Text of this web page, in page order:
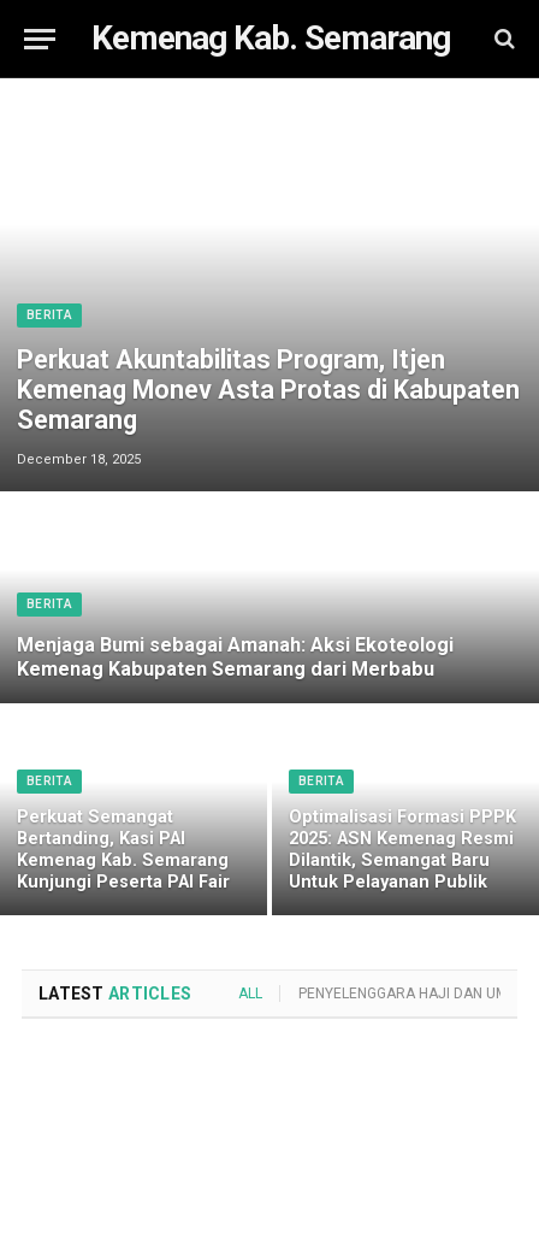
Kemenag Kab. Semarang
BERITA
Perkuat Akuntabilitas Program, Itjen
Kemenag Monev Asta Protas di Kabupaten
Semarang
December 18, 2025
BERITA
Menjaga Bumi sebagai Amanah: Aksi Ekoteologi
Kemenag Kabupaten Semarang dari Merbabu
BERITA
Perkuat Semangat
Bertanding, Kasi PAI
Kemenag Kab. Semarang
Kunjungi Peserta PAI Fair
BERITA
Optimalisasi Formasi PPPK
2025: ASN Kemenag Resmi
Dilantik, Semangat Baru
Untuk Pelayanan Publik
LATEST ARTICLES ALL PENYELENGGARA HAJI DAN UMROH